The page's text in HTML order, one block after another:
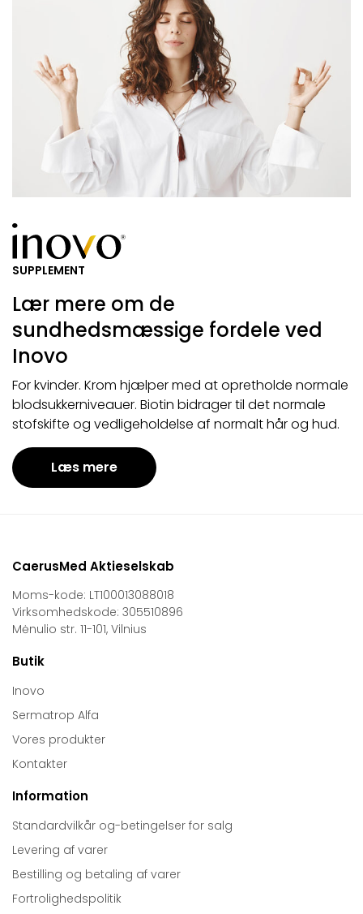
SUPPLEMENT
Lær mere om de
sundhedsmæssige fordele ved
Inovo
For kvinder. Krom hjælper med at opretholde normale
blodsukkerniveauer. Biotin bidrager til det normale
stofskifte og vedligeholdelse af normalt hår og hud.
Læs mere
CaerusMed Aktieselskab
Moms-kode: LT100013088018
Virksomhedskode: 305510896
Mėnulio str. 11-101, Vilnius
Butik
Inovo
Sermatrop Alfa
Vores produkter
Kontakter
Information
Standardvilkår og-betingelser for salg
Levering af varer
Bestilling og betaling af varer
Fortrolighedspolitik